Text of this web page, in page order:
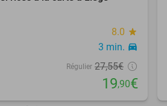
8.0 star
3 min. directions_car
Régulier 27,55€
19,90€